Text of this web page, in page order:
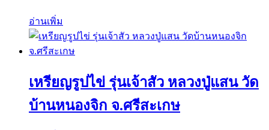
อ่านเพิ่ม
เหรียญรูปไข่ รุ่นเจ้าสัว หลวงปู่แสน วัด
บ้านหนองจิก จ.ศรีสะเกษ